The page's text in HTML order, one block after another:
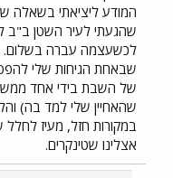
המודע ליציאתי בשאלה
שהגעתי לעיר השטן ב"ב
לכשעצמה עברה בשלום.
שבאחת הגיחות שלי
של השבת בידי אחד
שהאחיין שלי למד בה)
במקורות חזל, מעיז
אצלינו שטינקרים.